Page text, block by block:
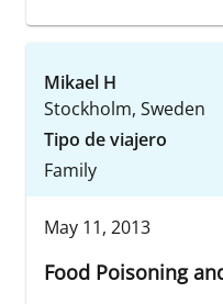
Mikael H
Stockholm, Sweden
Tipo de viajero
Family
May 11, 2013
Food Poisoning